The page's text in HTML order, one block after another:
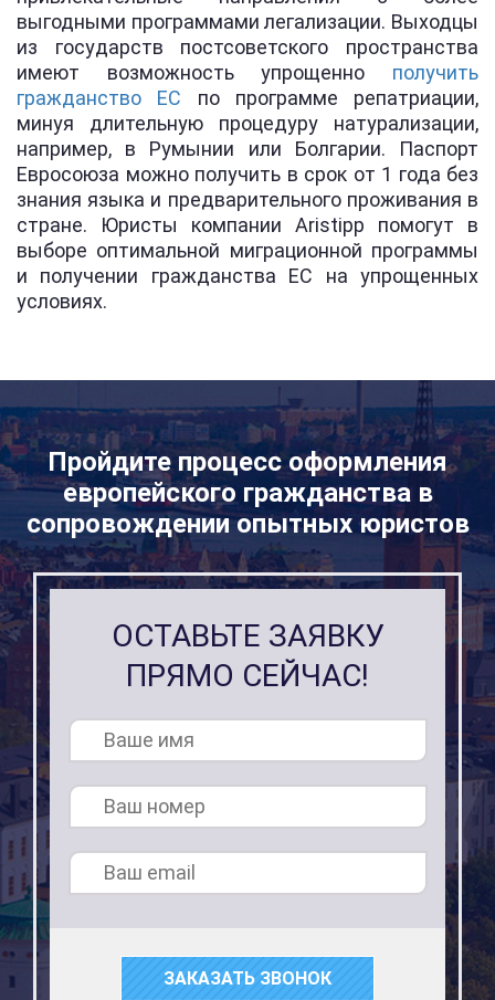
выгодными программами легализации. Выходцы
из государств постсоветского пространства
имеют возможность упрощенно получить
гражданство ЕС по программе репатриации,
минуя длительную процедуру натурализации,
например, в Румынии или Болгарии. Паспорт
Евросоюза можно получить в срок от 1 года без
знания языка и предварительного проживания в
стране. Юристы компании Aristipp помогут в
выборе оптимальной миграционной программы
и получении гражданства ЕС на упрощенных
условиях.
Пройдите процесс оформления
европейского гражданства в
сопровождении опытных юристов
ОСТАВЬТЕ ЗАЯВКУ
ПРЯМО СЕЙЧАС!
ЗАКАЗАТЬ ЗВОНОК